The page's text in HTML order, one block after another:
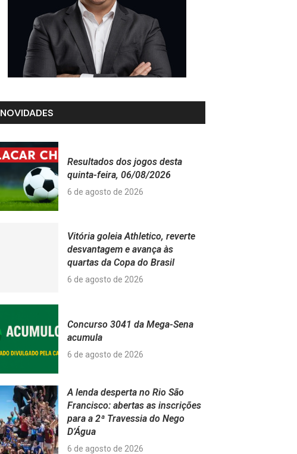
NOVIDADES
Resultados dos jogos desta
quinta-feira, 06/08/2026
6 de agosto de 2026
Vitória goleia Athletico, reverte
desvantagem e avança às
quartas da Copa do Brasil
6 de agosto de 2026
Concurso 3041 da Mega-Sena
acumula
6 de agosto de 2026
A lenda desperta no Rio São
Francisco: abertas as inscrições
para a 2ª Travessia do Nego
D’Água
6 de agosto de 2026